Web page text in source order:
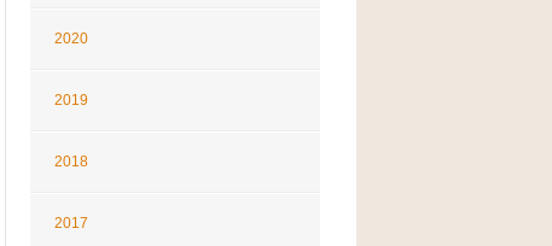
2020
2019
2018
2017